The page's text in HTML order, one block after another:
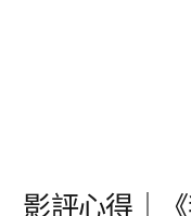
影評心得｜